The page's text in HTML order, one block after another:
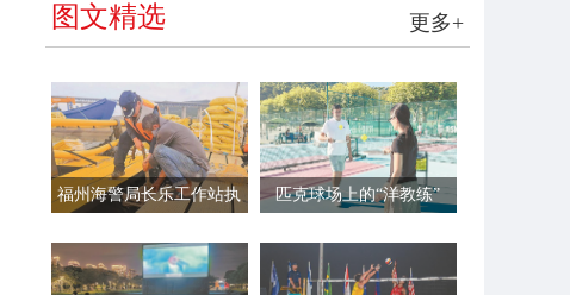
更多+
图文精选
福州海警局长乐工作站执
匹克球场上的“洋教练”